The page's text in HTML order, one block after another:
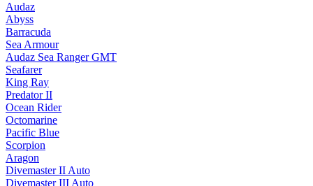
Audaz
Abyss
Barracuda
Sea Armour
Audaz Sea Ranger GMT
Seafarer
King Ray
Predator II
Ocean Rider
Octomarine
Pacific Blue
Scorpion
Aragon
Divemaster II Auto
Divemaster III Auto